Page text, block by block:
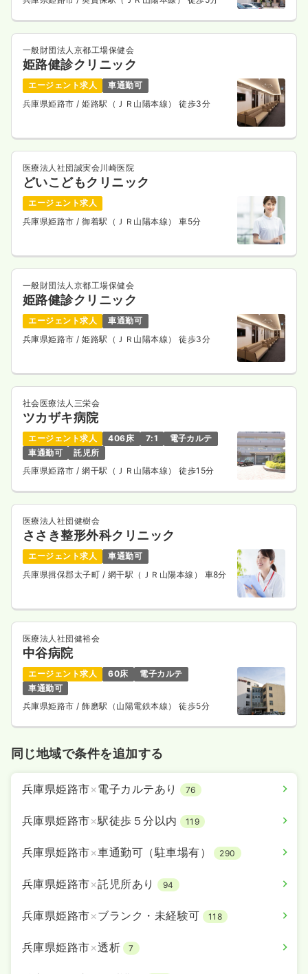
一般財団法人京都工場保健会
姫路健診クリニック
エージェント求人
車通勤可
兵庫県姫路市 / 姫路駅（ＪＲ山陽本線） 徒歩3分
医療法人社団誠実会川崎医院
どいこどもクリニック
エージェント求人
兵庫県姫路市 / 御着駅（ＪＲ山陽本線） 車5分
一般財団法人京都工場保健会
姫路健診クリニック
エージェント求人
車通勤可
兵庫県姫路市 / 姫路駅（ＪＲ山陽本線） 徒歩3分
社会医療法人三栄会
ツカザキ病院
エージェント求人 406床 7:1
電子カルテ
車通勤可
託児所
兵庫県姫路市/ 網干駅（ＪＲ山陽本線） 徒歩15分
医療法人社団健樹会
ささき整形外科クリニック
エージェント求人
車通勤可
兵庫県揖保郡太子町 / 網干駅（ＪＲ山陽本線） 車8分
医療法人社団健裕会
中谷病院
エージェント求人 60床
電子カルテ
車通勤可
兵庫県姫路市/ 飾磨駅（山陽電鉄本線） 徒歩5分
同じ地域で条件を追加する
兵庫県姫路市×電子カルテあり 76
兵庫県姫路市×駅徒歩５分以内 119
兵庫県姫路市×車通勤可（駐車場有） 290
兵庫県姫路市×託児所あり 94
兵庫県姫路市×ブランク・未経験可 118
兵庫県姫路市×透析 7